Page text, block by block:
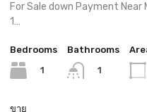
For Sale down Payment Near
1…
Bedrooms
1
Bathrooms
1
ขาย